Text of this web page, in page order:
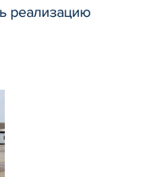
реализацию